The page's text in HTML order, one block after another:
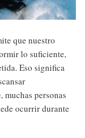
que nuestro
lo suficiente,
Eso significa
muchas personas
ocurrir durante